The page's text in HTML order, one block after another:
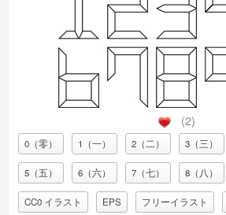
(2)
0（零） 1（一） 2（二） 3（三）
5（五） 6（六） 7（七） 8（八）
CC0 イラスト EPS フリーイラスト